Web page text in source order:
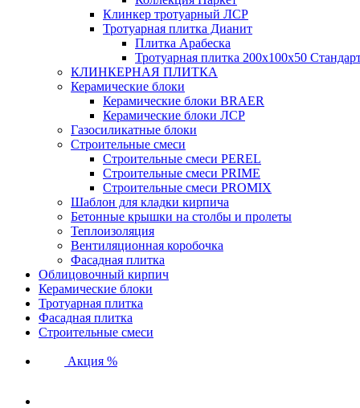
Клинкер тротуарный ЛСР
Тротуарная плитка Дианит
Плитка Арабеска
Тротуарная плитка 200х100х50
КЛИНКЕРНАЯ ПЛИТКА
Керамические блоки
Керамические блоки BRAER
Керамические блоки ЛСР
Газосиликатные блоки
Строительные смеси
Строительные смеси PEREL
Строительные смеси PRIME
Строительные смеси PROMIX
Шаблон для кладки кирпича
Бетонные крышки на столбы и пролеты
Теплоизоляция
Вентиляционная коробочка
Фасадная плитка
Облицовочный кирпич
Керамические блоки
Тротуарная плитка
Фасадная плитка
Строительные смеси
Акция %